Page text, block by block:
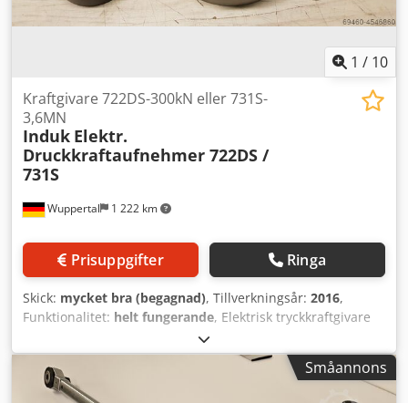
1 / 10
Wuppertal 1 222 km
Kraftgivare 722DS-300kN eller 731S-
3,6MN
Induk Elektr.
Druckkraftaufnehmer 722DS /
731S
Prisuppgifter Ringa
Skick: mycket bra (begagnad), Tillverkningsår: 2016,
Funktionalitet: helt fungerande, Elektrisk tryckkraftgivare
722DS-300kN med belastningsknapp, tryckstycke och 10
cm fast ansluten kabel med kontakt Crodefm Elpjpfx Acdof
Mätområde: 0...300kN Max dynamisk belastning upp till
225kN Känslighet: 2mV/V Sammansatt fel:
Småannons